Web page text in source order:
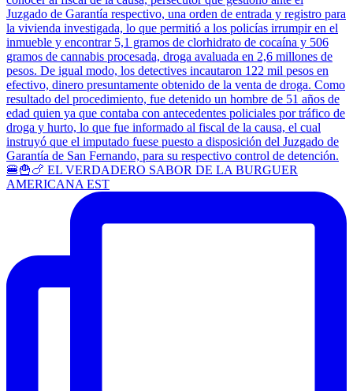
🍔🍟🍗 EL VERDADERO SABOR DE LA BURGUER
AMERICANA EST